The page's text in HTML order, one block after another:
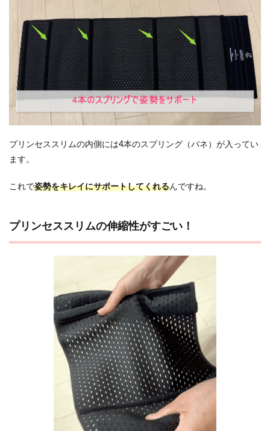
プリンセススリムの内側には4本のスプリング（バネ）が入ってい
ます。
これで姿勢をキレイにサポートしてくれるんですね。
プリンセススリムの伸縮性がすごい！